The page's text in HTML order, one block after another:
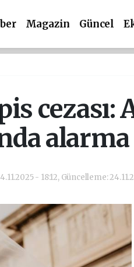
Magazin Güncel
cezası:
alarma
- 18:12, Güncelleme: